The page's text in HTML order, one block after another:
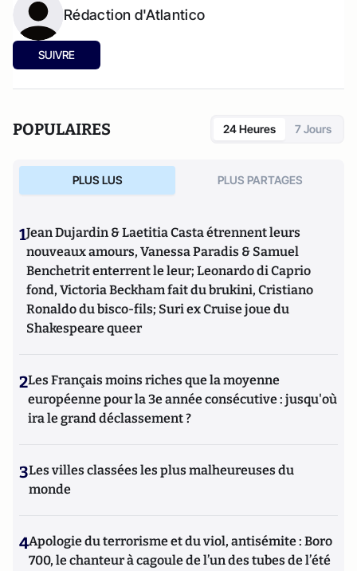
Rédaction d'Atlantico
SUIVRE
POPULAIRES 24 Heures 7 Jours
PLUS LUS PLUS PARTAGES
1Jean Dujardin & Laetitia Casta étrennent leurs
nouveaux amours, Vanessa Paradis & Samuel
Benchetrit enterrent le leur; Leonardo di Caprio
fond, Victoria Beckham fait du brukini, Cristiano
Ronaldo du bisco-fils; Suri ex Cruise joue du
Shakespeare queer
2Les Français moins riches que la moyenne
européenne pour la 3e année consécutive : jusqu'où
ira le grand déclassement ?
3Les villes classées les plus malheureuses du
monde
4Apologie du terrorisme et du viol, antisémite : Boro
700, le chanteur à cagoule de l’un des tubes de l’été